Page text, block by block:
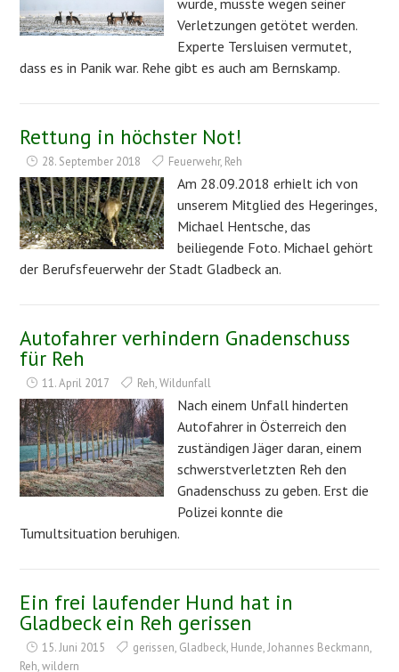
wurde, musste wegen seiner
Verletzungen getötet werden.
Experte Tersluisen vermutet,
dass es in Panik war. Rehe gibt es auch am Bernskamp.
Rettung in höchster Not!
28. September 2018 Feuerwehr, Reh
Am 28.09.2018 erhielt ich von
unserem Mitglied des Hegeringes,
Michael Hentsche, das
beiliegende Foto. Michael gehört
der Berufsfeuerwehr der Stadt Gladbeck an.
Autofahrer verhindern Gnadenschuss
für Reh
11. April 2017 Reh,Wildunfall
Nach einem Unfall hinderten
Autofahrer in Österreich den
zuständigen Jäger daran, einem
schwerstverletzten Reh den
Gnadenschuss zu geben. Erst die
Polizei konnte die
Tumultsituation beruhigen.
Ein frei laufender Hund hat in
Gladbeck ein Reh gerissen
15. Juni 2015 gerissen, Gladbeck, Hunde,Johannes Beckmann,
Reh,wildern